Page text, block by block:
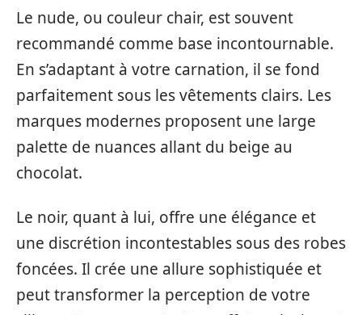
Le nude, ou couleur chair, est souvent
recommandé comme base incontournable.
En s’adaptant à votre carnation, il se fond
parfaitement sous les vêtements clairs. Les
marques modernes proposent une large
palette de nuances allant du beige au
chocolat.
Le noir, quant à lui, offre une élégance et
une discrétion incontestables sous des robes
foncées. Il crée une allure sophistiquée et
peut transformer la perception de votre